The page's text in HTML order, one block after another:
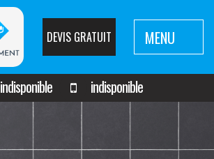
DEVIS GRATUIT MENU
indisponible indisponible